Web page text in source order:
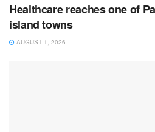
Healthcare reaches one of
island towns
AUGUST 1, 2026